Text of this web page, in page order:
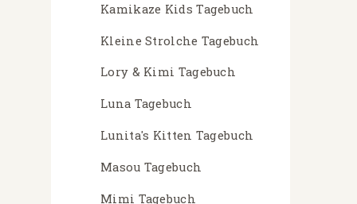
Kamikaze Kids Tagebuch
Kleine Strolche Tagebuch
Lory & Kimi Tagebuch
Luna Tagebuch
Lunita's Kitten Tagebuch
Masou Tagebuch
Mimi Tagebuch